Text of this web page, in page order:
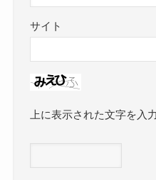
サイト
上に表示された文字を入